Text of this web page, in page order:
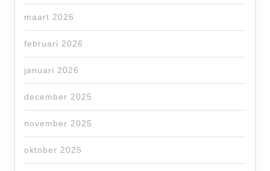
maart 2026
februari 2026
januari 2026
december 2025
november 2025
oktober 2025